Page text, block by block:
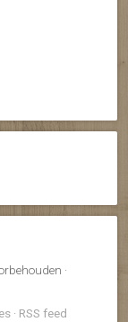
·
· RSS feed